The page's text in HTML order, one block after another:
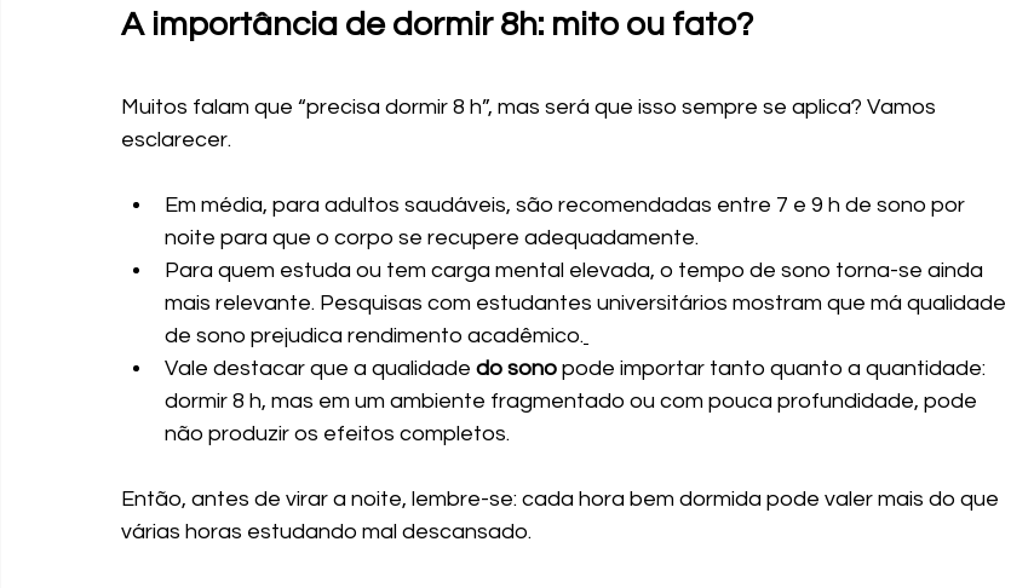
A importância de dormir 8h: mito ou fato?
Muitos falam que “precisa dormir 8 h”, mas será que isso sempre se aplica? Vamos
esclarecer.
Em média, para adultos saudáveis, são recomendadas entre 7 e 9 h de sono por
noite para que o corpo se recupere adequadamente.
Para quem estuda ou tem carga mental elevada, o tempo de sono torna-se ainda
mais relevante. Pesquisas com estudantes universitários mostram que má qualidade
de sono prejudica rendimento acadêmico.
Vale destacar que a qualidade do sono pode importar tanto quanto a quantidade:
dormir 8 h, mas em um ambiente fragmentado ou com pouca profundidade, pode
não produzir os efeitos completos.
Então, antes de virar a noite, lembre-se: cada hora bem dormida pode valer mais do que
várias horas estudando mal descansado.